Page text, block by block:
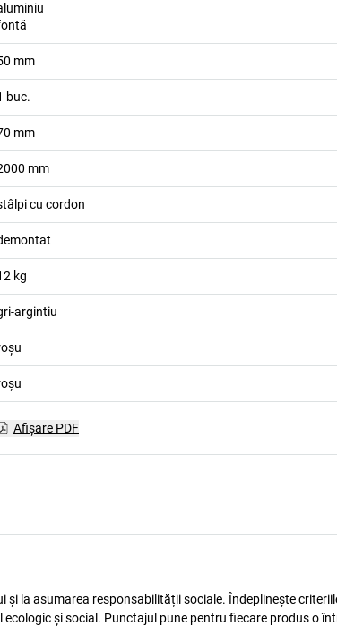
mm
buc.
mm
mm
cu cordon
kg
argintiu
Afişare PDF
la asumarea responsabilității sociale. Îndeplinește
și social. Punctajul pune pentru fiecare produs o